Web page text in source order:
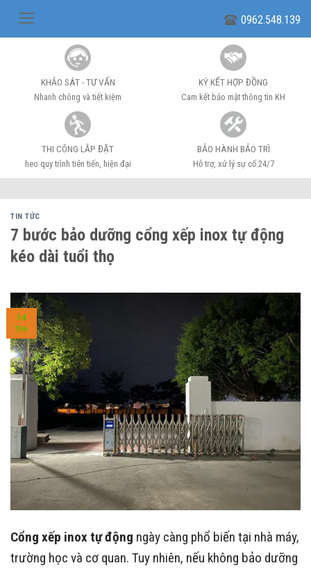
0962.548.139
KHẢO SÁT - TƯ VẤN
Nhanh chóng và tiết kiệm
KÝ KẾT HỢP ĐỒNG
Cam kết bảo mật thông tin KH
THI CÔNG LẮP ĐẶT
heo quy trình tiên tiến, hiện đại
BẢO HÀNH BẢO TRÌ
Hỗ trợ, xử lý sự cố 24/7
TIN TỨC
7 bước bảo dưỡng cổng xếp inox tự động
kéo dài tuổi thọ
14
TH6
Cổng xếp inox tự động ngày càng phổ biến tại nhà máy,
trường học và cơ quan. Tuy nhiên, nếu không bảo dưỡng